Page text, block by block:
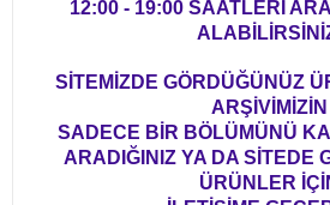
12:00 - 19:00 SAATLERİ
SİTEMİZDE GÖRDÜĞÜNÜZ
ARŞİVİMİZİN
SADECE BİR BÖLÜMÜNÜ
ARADIĞINIZ YA DA SİTEDE
ÜRÜNLER